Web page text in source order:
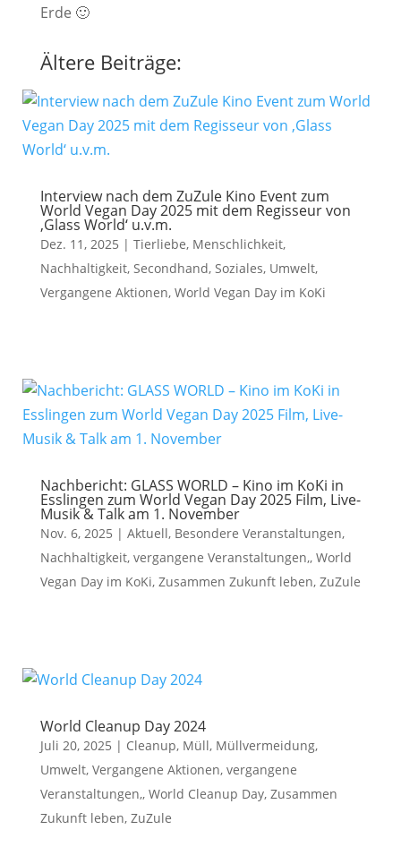
Erde 🙂
Ältere Beiträge:
Interview nach dem ZuZule Kino Event zum
World Vegan Day 2025 mit dem Regisseur von
‚Glass World‘ u.v.m.
Dez. 11, 2025 | Tierliebe, Menschlichkeit,
Nachhaltigkeit, Secondhand, Soziales, Umwelt,
Vergangene Aktionen, World Vegan Day im KoKi
Nachbericht: GLASS WORLD – Kino im KoKi in
Esslingen zum World Vegan Day 2025 Film, Live-
Musik & Talk am 1. November
Nov. 6, 2025 | Aktuell, Besondere Veranstaltungen,
Nachhaltigkeit, vergangene Veranstaltungen,, World
Vegan Day im KoKi, Zusammen Zukunft leben, ZuZule
World Cleanup Day 2024
Juli 20, 2025 | Cleanup, Müll, Müllvermeidung,
Umwelt, Vergangene Aktionen, vergangene
Veranstaltungen,, World Cleanup Day, Zusammen
Zukunft leben, ZuZule